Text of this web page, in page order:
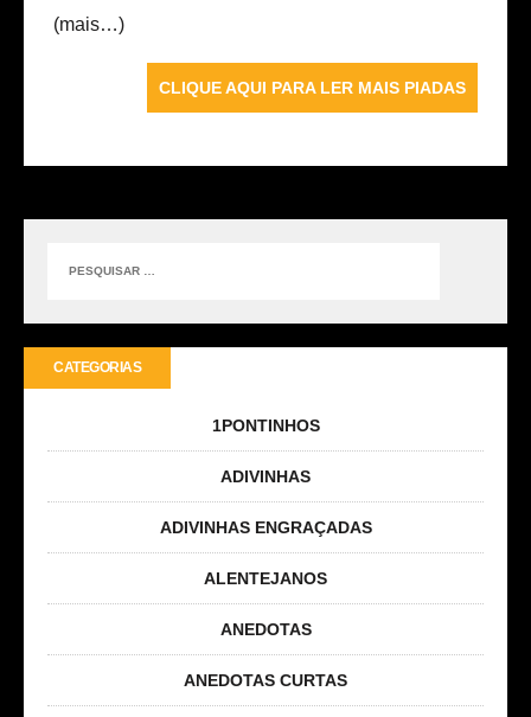
(mais…)
CLIQUE AQUI PARA LER MAIS PIADAS
CATEGORIAS
1PONTINHOS
ADIVINHAS
ADIVINHAS ENGRAÇADAS
ALENTEJANOS
ANEDOTAS
ANEDOTAS CURTAS